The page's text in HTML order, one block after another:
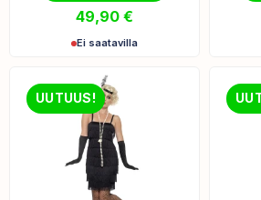
49,90 €
Ei saatavilla
UUTUUS!